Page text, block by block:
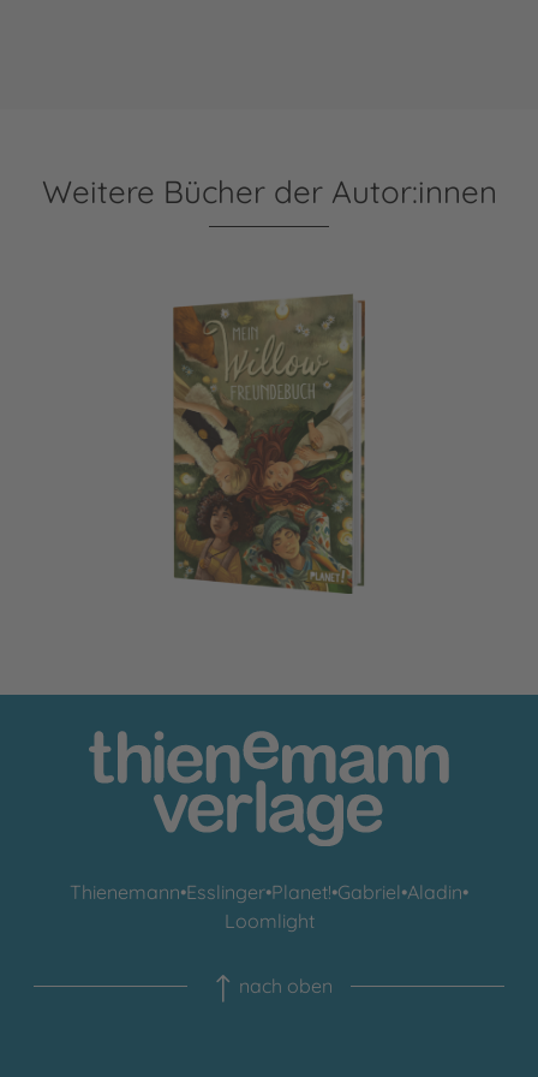
Weitere Bücher der Autor:innen
Ein Mädchen namens Willow: Mein Willow-Freundebuch
Thienemann•Esslinger•Planet!•Gabriel•Aladin•
Loomlight
nach oben